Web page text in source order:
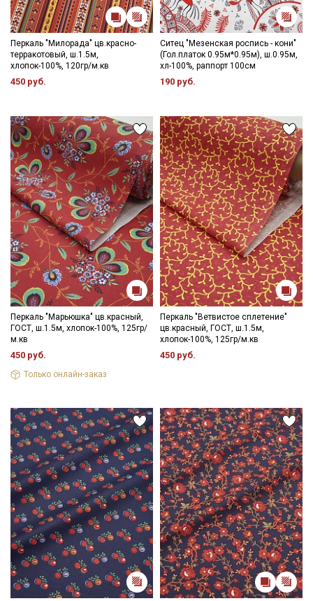
Перкаль "Милорада" цв.красно-
терракотовый, ш.1.5м,
хлопок-100%, 120гр/м.кв
450 руб.
Ситец "Мезенская роспись - кони"
(Гол.платок 0.95м*0.95м), ш.0.95м,
хл-100%, раппорт 100см
190 руб.
Перкаль "Марьюшка" цв.красный,
ГОСТ, ш.1.5м, хлопок-100%, 125гр/
м.кв
450 руб.
Только онлайн-заказ
Перкаль "Ветвистое сплетение"
цв.красный, ГОСТ, ш.1.5м,
хлопок-100%, 125гр/м.кв
450 руб.